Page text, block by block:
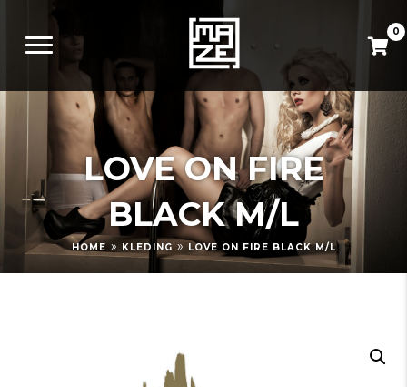
0
LOVE ON FIRE
BLACK M/L
HOME » KLEDING » LOVE ON FIRE BLACK M/L